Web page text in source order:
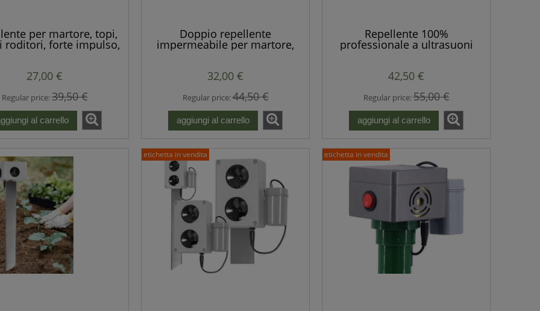
per martore, topi,
roditori, forte impulso,
ed economico.
27,00 €
Regular price:39,50 €
al carrello
Doppio repellente
impermeabile per martore,
topi, ratti - forti impulsi
32,00 €
Regular price:44,50 €
aggiungi al carrello
Repellente 100%
professionale a ultrasuoni
selvatici.
42,50 €
Regular price:55,00 €
aggiungi al carrello
etichetta in vendita etichetta in vendita